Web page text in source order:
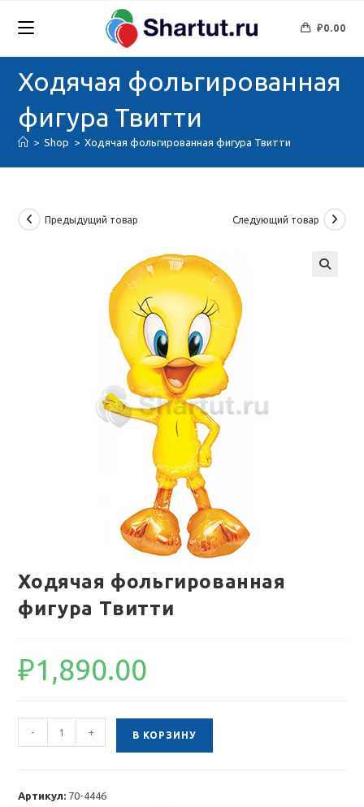
₽0.00
Ходячая фольгированная
фигура Твитти
> Shop > Ходячая фольгированная фигура Твитти
Предыдущий товар Следующий товар
Ходячая фольгированная
фигура Твитти
₽1,890.00
Количество
товара
- + В КОРЗИНУ
Артикул: 70-4446